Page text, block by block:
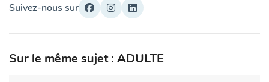
Suivez-nous sur
Sur le même sujet : ADULTE